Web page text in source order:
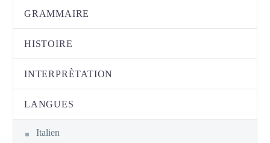
GRAMMAIRE
HISTOIRE
INTERPRÈTATION
LANGUES
Italien